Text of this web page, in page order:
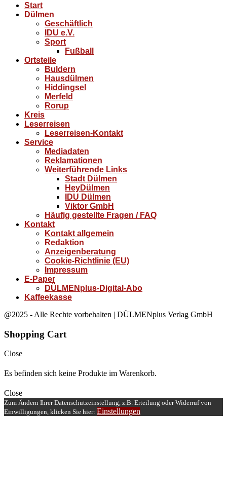
Start
Dülmen
Geschäftlich
IDU e.V.
Sport
Fußball
Ortsteile
Buldern
Hausdülmen
Hiddingsel
Merfeld
Rorup
Kreis
Leserreisen
Leserreisen-Kontakt
Service
Mediadaten
Reklamationen
Weiterführende Links
Stadt Dülmen
HeyDülmen
IDU Dülmen
Viktor GmbH
Häufig gestellte Fragen / FAQ
Kontakt
Kontakt allgemein
Redaktion
Anzeigenberatung
Cookie-Richtlinie (EU)
Impressum
E-Paper
DÜLMENplus-Digital-Abo
Kaffeekasse
@2025 - Alle Rechte vorbehalten | DÜLMENplus Verlag GmbH
Shopping Cart
Close
Es befinden sich keine Produkte im Warenkorb.
Close
Zum Ändern Ihrer Datenschutzeinstellung, z.B. Erteilung oder Widerruf von
Einwilligungen, klicken Sie hier: Einstellungen